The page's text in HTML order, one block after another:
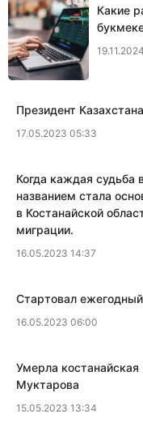
Какие
Президент
17.05.2023 05:33
Когда каждая судьба
названием стала
в Костанайской
миграции.
16.05.2023 14:37
​Стартовал
16.05.2023 06:00
​Умерла
Муктарова
15.05.2023 13:34